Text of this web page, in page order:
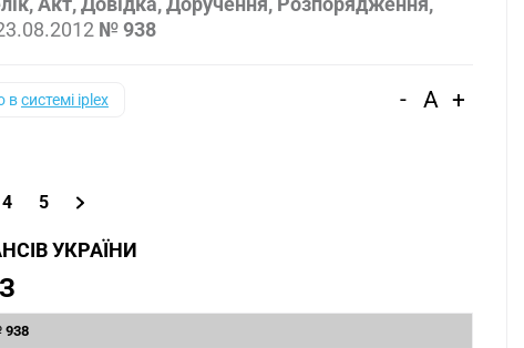
№ 938
всистемі iplex - A +
4 5
УКРАЇНИ
938